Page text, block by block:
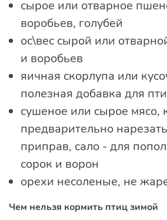
сырое или отварное
воробьев, голубей
ос\вес сырой или
и воробьев
яичная скорлупа или
полезная добавка для
сушеное или сырое мясо,
предварительно
приправ, сало - для
сорок и ворон
орехи несоленые, не
Чем нельзя кормить птиц зимой